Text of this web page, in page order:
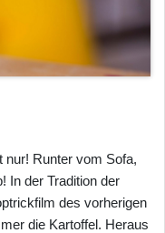
nur! Runter vom Sofa,
In der Tradition der
des vorherigen
die Kartoffel. Heraus